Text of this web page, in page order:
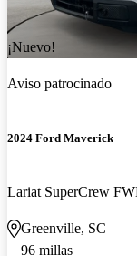
¡Nuevo!
Aviso patrocinado
2024 Ford Maverick
Lariat SuperCrew
Greenville, SC
96 millas